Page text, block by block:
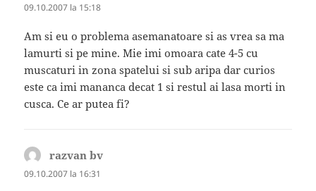
09.10.2007 la 15:18
Am si eu o problema asemanatoare si as vrea sa ma
lamurti si pe mine. Mie imi omoara cate 4-5 cu
muscaturi in zona spatelui si sub aripa dar curios
este ca imi mananca decat 1 si restul ai lasa morti in
cusca. Ce ar putea fi?
razvan bv
09.10.2007 la 16:31